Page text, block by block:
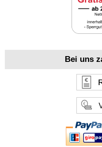
Bei uns